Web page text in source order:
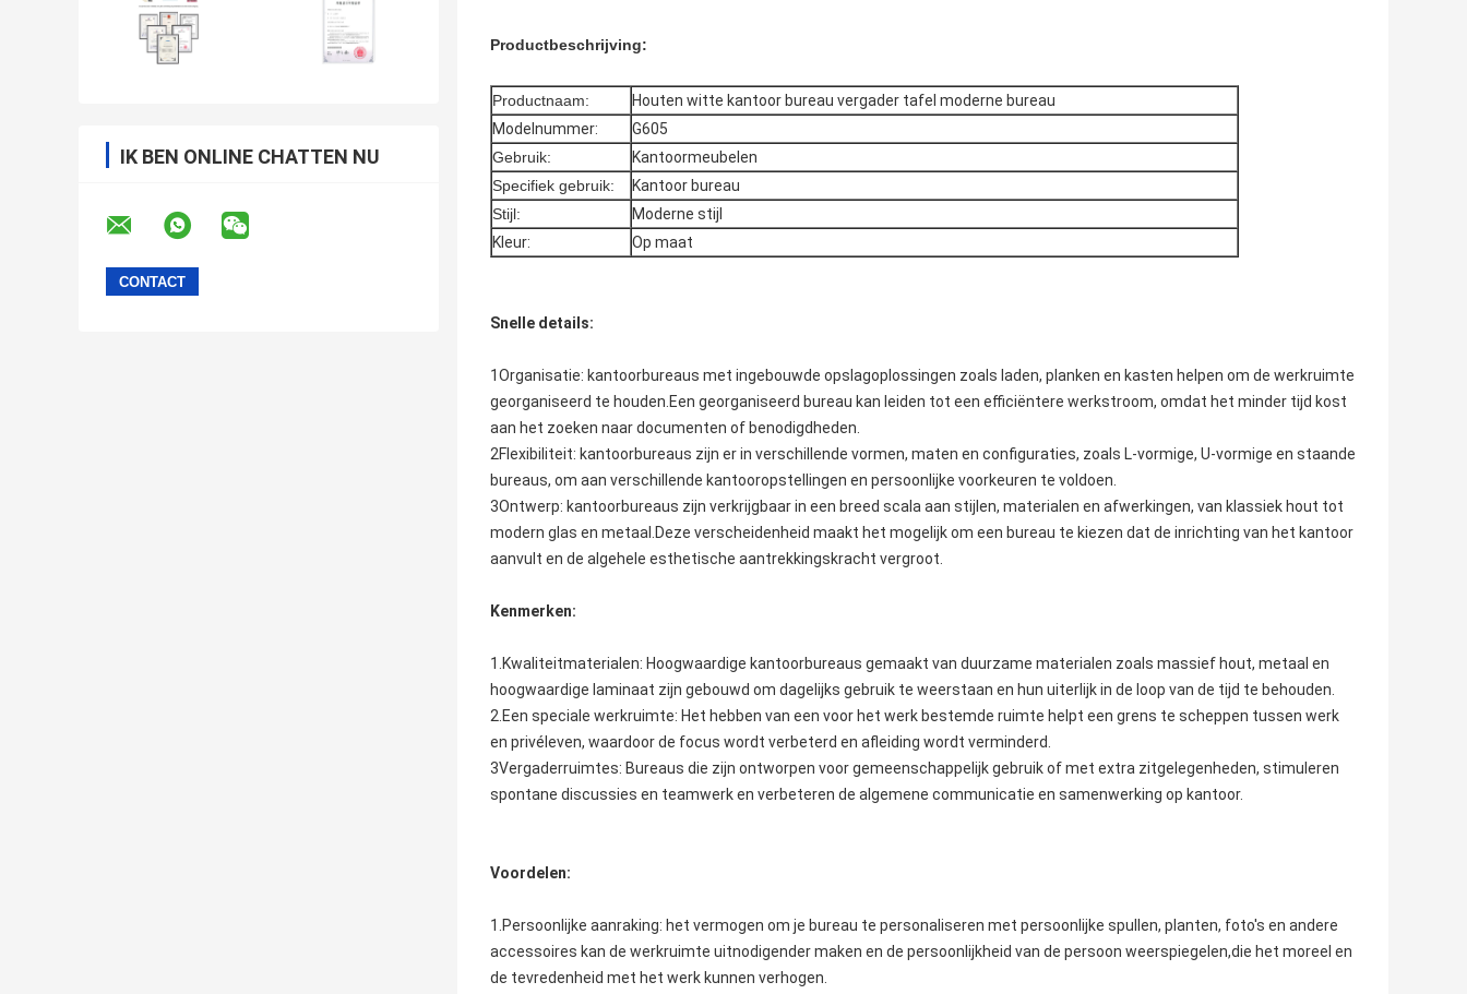
IK BEN ONLINE CHATTEN NU
Productbeschrijving:
Productnaam:
Houten witte kantoor bureau vergader tafel moderne bureau
Modelnummer:
G605
Gebruik:
Kantoormeubelen
Specifiek gebruik:
Kantoor bureau
Stijl:
Moderne stijl
Kleur:
Op maat
Snelle details:
1Organisatie: kantoorbureaus met ingebouwde opslagoplossingen zoals laden, planken en kasten helpen om de werkruimte
georganiseerd te houden.Een georganiseerd bureau kan leiden tot een efficiëntere werkstroom, omdat het minder tijd kost
aan het zoeken naar documenten of benodigdheden.
2Flexibiliteit: kantoorbureaus zijn er in verschillende vormen, maten en configuraties, zoals L-vormige, U-vormige en staande
bureaus, om aan verschillende kantooropstellingen en persoonlijke voorkeuren te voldoen.
3Ontwerp: kantoorbureaus zijn verkrijgbaar in een breed scala aan stijlen, materialen en afwerkingen, van klassiek hout tot
modern glas en metaal.Deze verscheidenheid maakt het mogelijk om een bureau te kiezen dat de inrichting van het kantoor
aanvult en de algehele esthetische aantrekkingskracht vergroot.
Kenmerken:
1.Kwaliteitmaterialen: Hoogwaardige kantoorbureaus gemaakt van duurzame materialen zoals massief hout, metaal en
hoogwaardige laminaat zijn gebouwd om dagelijks gebruik te weerstaan en hun uiterlijk in de loop van de tijd te behouden.
2.Een speciale werkruimte: Het hebben van een voor het werk bestemde ruimte helpt een grens te scheppen tussen werk
en privéleven, waardoor de focus wordt verbeterd en afleiding wordt verminderd.
3Vergaderruimtes: Bureaus die zijn ontworpen voor gemeenschappelijk gebruik of met extra zitgelegenheden, stimuleren
spontane discussies en teamwerk en verbeteren de algemene communicatie en samenwerking op kantoor.
Voordelen:
1.Persoonlijke aanraking: het vermogen om je bureau te personaliseren met persoonlijke spullen, planten, foto's en andere
accessoires kan de werkruimte uitnodigender maken en de persoonlijkheid van de persoon weerspiegelen,die het moreel en
de tevredenheid met het werk kunnen verhogen.